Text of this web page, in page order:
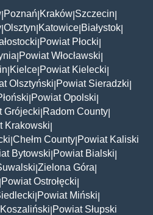
Poznań Kraków Szczecin
Olsztyn Katowice Białystok
Powiat Płocki
Powiat Włocławski
Kielce Powiat Kielecki
Olsztyński Powiat Sieradzki
Powiat Opolski
Grójecki Radom County
Krakowski
Chełm County Powiat Kaliski
Bytowski Powiat Bialski
Zielona Góra
Powiat Ostrołęcki
Powiat Miński
Powiat Słupski